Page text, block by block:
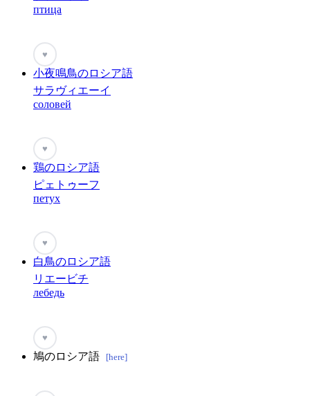
птица
♥
小夜鳴鳥のロシア語
サラヴィエーイ
соловей
♥
鶏のロシア語
ピェトゥーフ
петух
♥
白鳥のロシア語
リエービチ
лебедь
♥
鳩のロシア語 [here]